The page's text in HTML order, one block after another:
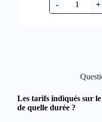
- +
Les tarifs indiqués sur
de quelle durée ?